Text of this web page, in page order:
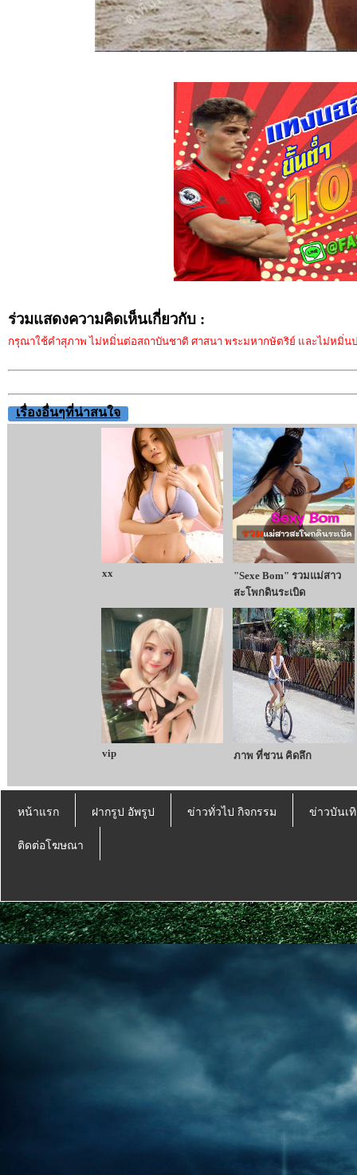
ร่วมแสดงความคิดเห็นเกี่ยวกับ :
กรุณาใช้คำสุภาพ ไม่หมิ่นต่อสถาบันชาติ ศาสนา พระมหากษัตริย์ และไม่หมิ่น
เรื่องอื่นๆที่น่าสนใจ
xx
"Sexe Bom" รวมแม่สาว
สะโพกดินระเบิด
vip ภาพ ที่ชวน คิดลึก
หน้าแรก ฝากรูป อัพรูป ข่าวทั่วไป กิจกรรม ข่าวบันเ
ติดต่อโฆษณา